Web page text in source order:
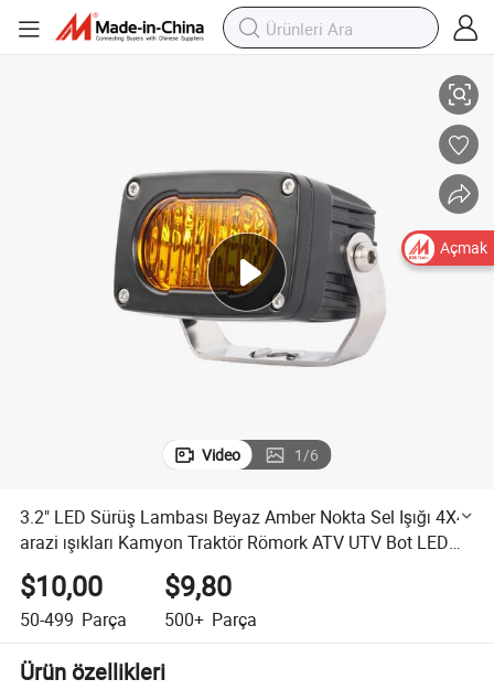
Video 1/6
3.2" LED Sürüş Lambası Beyaz Amber Nokta Sel Işığı 4X4
arazi ışıkları Kamyon Traktör Römork ATV UTV Bot LED
Çalışma Işıkları
$10,00
50-499 Parça
$9,80
500+ Parça
Ürün özellikleri
Açmak